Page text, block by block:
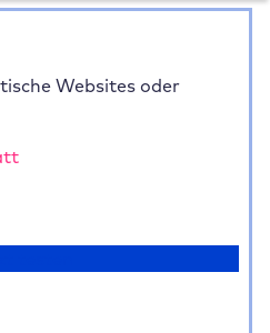
Websites oder